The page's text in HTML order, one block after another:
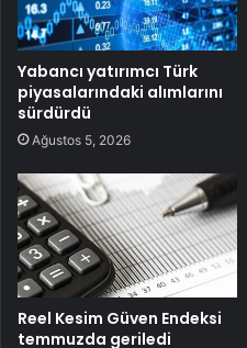
Yabancı yatırımcı Türk
piyasalarındaki alımlarını
sürdürdü
Ağustos 5, 2026
Reel Kesim Güven Endeksi
temmuzda geriledi